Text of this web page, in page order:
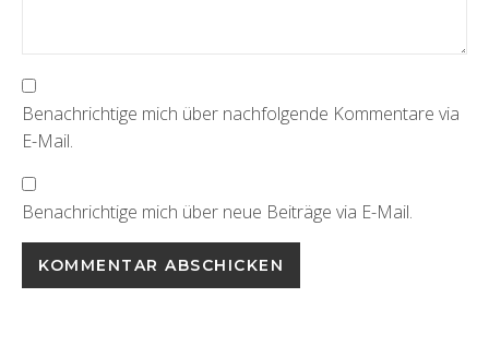
Benachrichtige mich über nachfolgende Kommentare via
E-Mail.
Benachrichtige mich über neue Beiträge via E-Mail.